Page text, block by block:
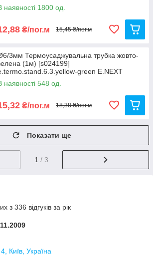
наявності 1800 од.
₴/пог.м 15,45 ₴/пог.м
3мм Термоусаджувальна трубка жовто-
(1м) [s024199]
green E.NEXT
наявності 548 од.
₴/пог.м 18,38 ₴/пог.м
Показати ще
1 / 3
з 336 відгуків за рік
Київ, Україна